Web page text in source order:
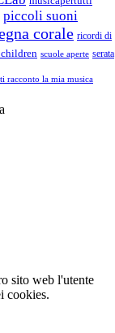
piccoli suoni
corale ricordi di
scuole aperte serata
ti racconto la mia musica
sito web l'utente
cookies.